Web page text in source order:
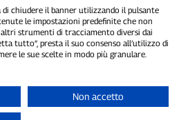
di chiudere il banner utilizzando il pulsante
le impostazioni predefinite che non
strumenti di tracciamento diversi dai
tutto”, presta il suo consenso all’utilizzo di
le sue scelte in modo più granulare.
Non accetto